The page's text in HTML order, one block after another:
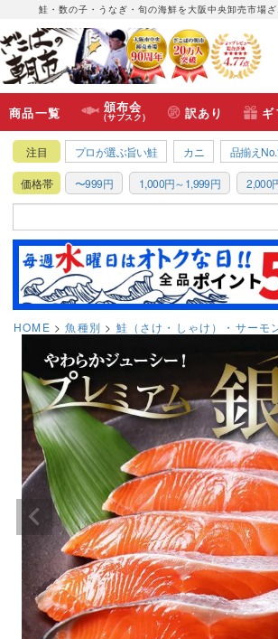
鮭・数の子・うなぎ・旬の海鮮を大阪中央卸売市場
商品一覧 頒布会
(サブスク) 訳あり ギ
注目 プロが選ぶ旨い鮭 カニ 品揃え
価格帯 〜999円 1,000円～1,999円 2,000
HOME 魚種別 鮭（さけ・しゃけ）・サーモ